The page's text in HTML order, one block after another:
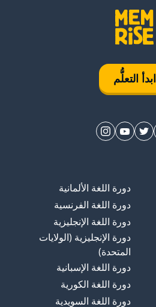
ابدأ التعلُّم
دورة اللغة الألمانية
دورة اللغة الفرنسية
دورة اللغة الإنجليزية
دورة الإنجليزية (الولايات
المتحدة)
دورة اللغة الإسبانية
دورة اللغة الكورية
دورة اللغة السويدية